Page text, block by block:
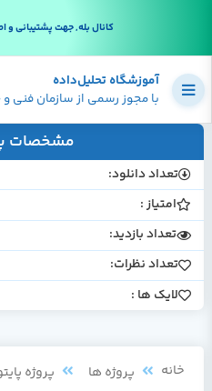
کانال بله, جهت پشتیبانی و
آموزشگاه تحلیل‌داده
با مجوز رسمی از سازمان فنی و
مشخصات
تعداد دانلود:
امتیاز :
تعداد بازدید:
تعداد نظرات:
لایک ها :
خانه پروژه ها
پروژه